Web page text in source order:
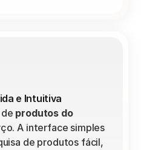
e Intuitiva
produtos do
A interface simples
de produtos fácil,